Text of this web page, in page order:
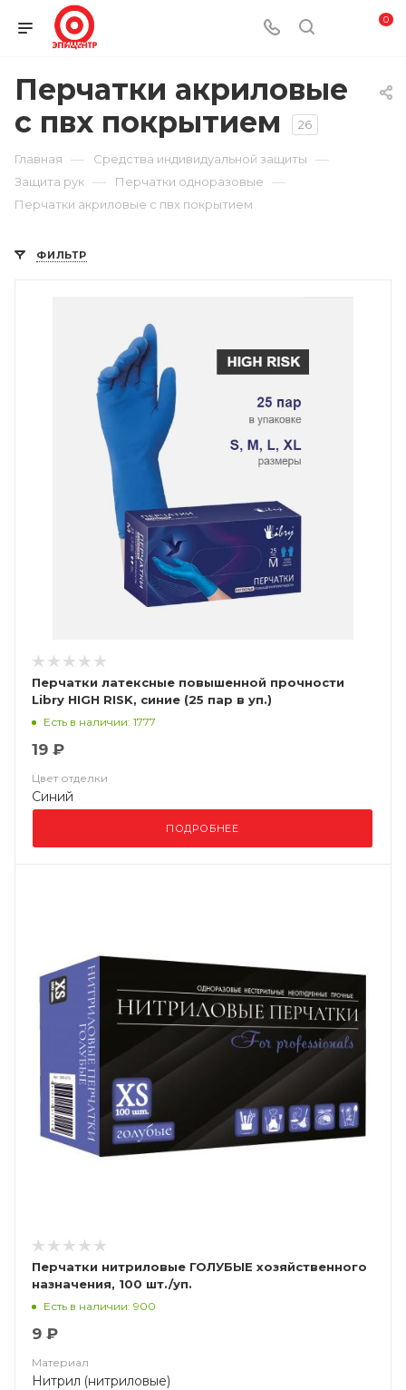
0
Перчатки акриловые
с пвх покрытием
26
Главная — Средства индивидуальной защиты —
Защита рук — Перчатки одноразовые —
Перчатки акриловые с пвх покрытием
ФИЛЬТР
Перчатки латексные повышенной прочности
Libry HIGH RISK, синие (25 пар в уп.)
Есть в наличии: 1777
19 ₽
Цвет отделки
Синий
ПОДРОБНЕЕ
Перчатки нитриловые ГОЛУБЫЕ хозяйственного
назначения, 100 шт./уп.
Есть в наличии: 900
9 ₽
Материал
Нитрил (нитриловые)